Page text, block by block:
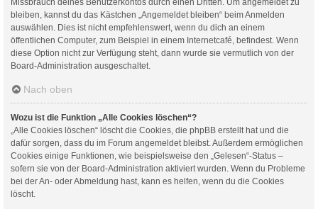
Missbrauch deines Benutzerkontos durch einen Dritten. Um angemeldet zu
bleiben, kannst du das Kästchen „Angemeldet bleiben“ beim Anmelden
auswählen. Dies ist nicht empfehlenswert, wenn du dich an einem
öffentlichen Computer, zum Beispiel in einem Internetcafé, befindest. Wenn
diese Option nicht zur Verfügung steht, dann wurde sie vermutlich von der
Board-Administration ausgeschaltet.
Nach oben
Wozu ist die Funktion „Alle Cookies löschen“?
„Alle Cookies löschen“ löscht die Cookies, die phpBB erstellt hat und die
dafür sorgen, dass du im Forum angemeldet bleibst. Außerdem ermöglichen
Cookies einige Funktionen, wie beispielsweise den „Gelesen“-Status –
sofern sie von der Board-Administration aktiviert wurden. Wenn du Probleme
bei der An- oder Abmeldung hast, kann es helfen, wenn du die Cookies
löscht.